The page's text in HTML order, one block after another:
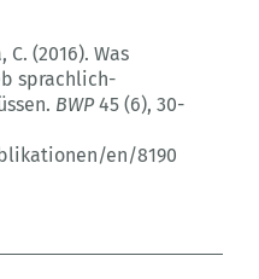
(2016). Was
sprachlich-
BWP45 (6), 30-
en/8190